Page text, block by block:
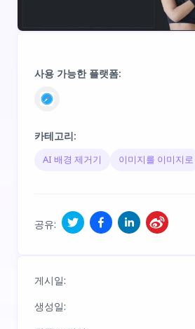
사용 가능한 플랫폼:
카테고리:
AI 배경 제거기 이미지를 이미지로
공유:
게시일:
생성일: